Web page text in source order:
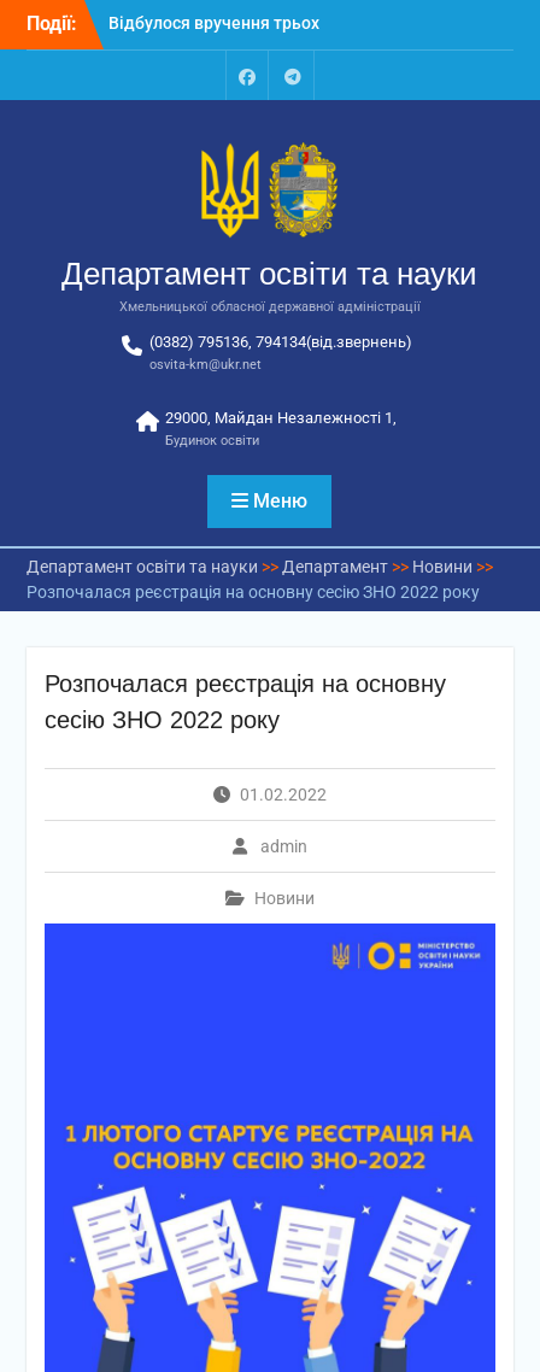
Перейти
Події:
Відбулося вручення трьох
автобусів для потреб
Відбулося засідання
освіти та науки обласної
державної адміністрації
Відбулась обласна
національно-патріотичне
виховання
FacebookTalegram
Департамент освіти та науки
Хмельницької обласної державної адміністрації
(0382) 795136, 794134(від.звернень)
osvita-km@ukr.net
29000, Майдан Незалежності 1,
Будинок освіти
Меню
Департамент освіти та науки >> Департамент>> Новини >>
Розпочалася реєстрація на основну сесію ЗНО 2022 року
Розпочалася реєстрація на основну
сесію ЗНО 2022 року
01.02.2022
admin
Новини